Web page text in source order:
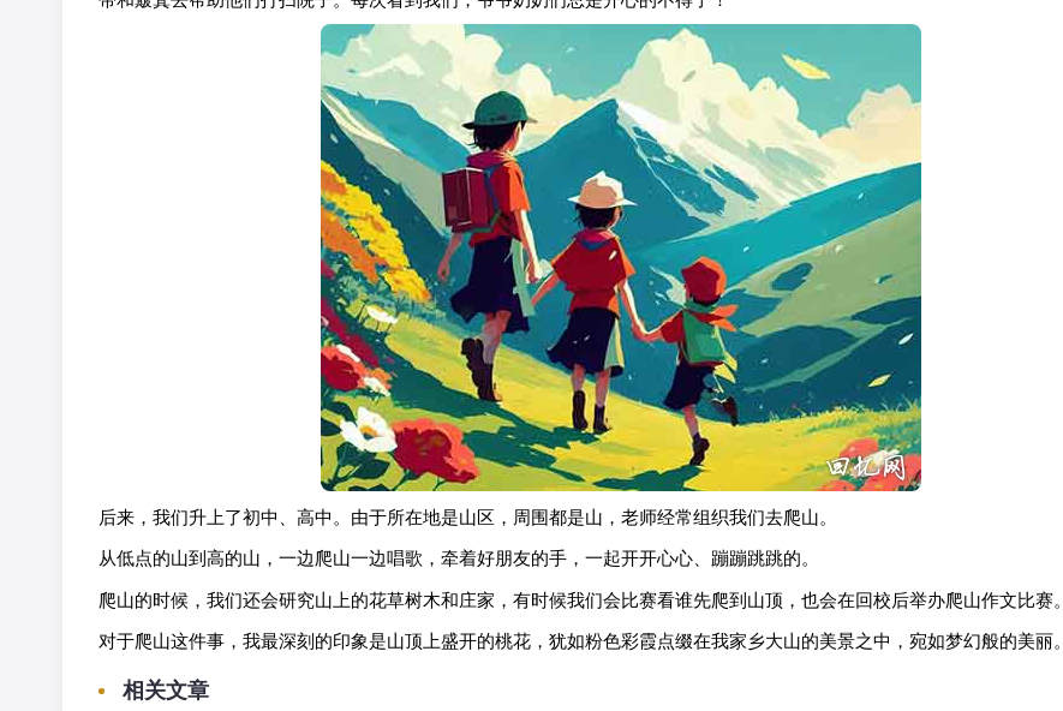
后来，我们升上了初中、高中。由于所在地是山区，周围都是山，老师经常组织我们去爬山。
从低点的山到高的山，一边爬山一边唱歌，牵着好朋友的手，一起开开心心、蹦蹦跳跳的。
爬山的时候，我们还会研究山上的花草树木和庄家，有时候我们会比赛看谁先爬到山顶，也会在回校后举办爬山作文比赛。
对于爬山这件事，我最深刻的印象是山顶上盛开的桃花，犹如粉色彩霞点缀在我家乡大山的美景之中，宛如梦幻般的美丽。
相关文章